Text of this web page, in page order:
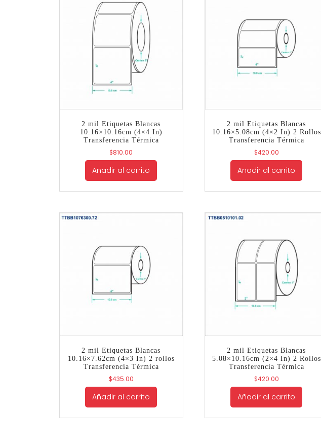
2 mil Etiquetas Blancas
10.16×10.16cm (4×4 In)
Transferencia Térmica
$810.00
Añadir al carrito
2 mil Etiquetas Blancas
10.16×5.08cm (4×2 In) 2 Rollos
Transferencia Térmica
$420.00
Añadir al carrito
2 mil Etiquetas Blancas
10.16×7.62cm (4×3 In) 2 rollos
Transferencia Térmica
$435.00
Añadir al carrito
2 mil Etiquetas Blancas
5.08×10.16cm (2×4 In) 2 Rollos
Transferencia Térmica
$420.00
Añadir al carrito